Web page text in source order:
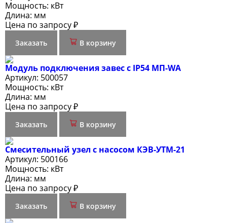
Мощность: кВт
Длина: мм
Цена по запросу ₽
Заказать В корзину
Модуль подключения завес c IP54 МП-WA
Артикул: 500057
Мощность: кВт
Длина: мм
Цена по запросу ₽
Заказать В корзину
Смесительный узел с насосом КЭВ-УТМ-21
Артикул: 500166
Мощность: кВт
Длина: мм
Цена по запросу ₽
Заказать В корзину